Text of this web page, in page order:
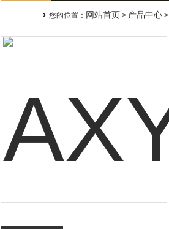
您的位置： 网站首页 > 产品中心 >